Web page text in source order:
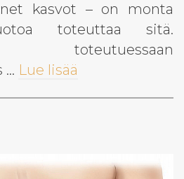
kasvot – on monta
toteuttaa sitä.
toteutuessaan
… Lue lisää